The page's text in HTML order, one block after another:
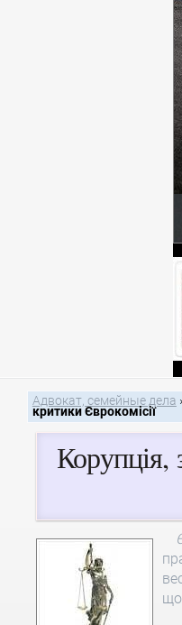
Адвокат, семейные дела
критики Єврокомісії
Корупція,
що